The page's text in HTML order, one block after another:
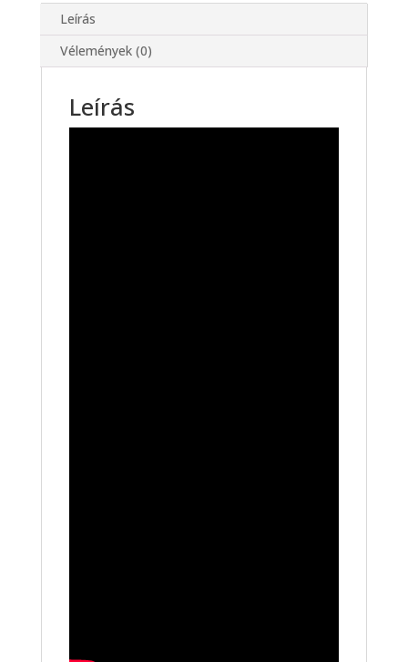
Leírás
Vélemények (0)
Leírás